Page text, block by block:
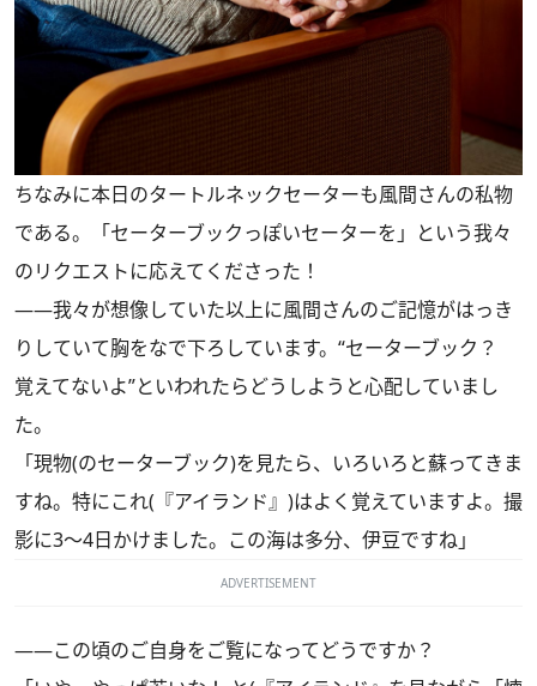
ちなみに本日のタートルネックセーターも風間さんの私物
である。「セーターブックっぽいセーターを」という我々
のリクエストに応えてくださった！
――我々が想像していた以上に風間さんのご記憶がはっき
りしていて胸をなで下ろしています。“セーターブック？
覚えてないよ”といわれたらどうしようと心配していまし
た。
「現物(のセーターブック)を見たら、いろいろと蘇ってきま
すね。特にこれ(『アイランド』)はよく覚えていますよ。撮
影に3～4日かけました。この海は多分、伊豆ですね」
ADVERTISEMENT
――この頃のご自身をご覧になってどうですか？